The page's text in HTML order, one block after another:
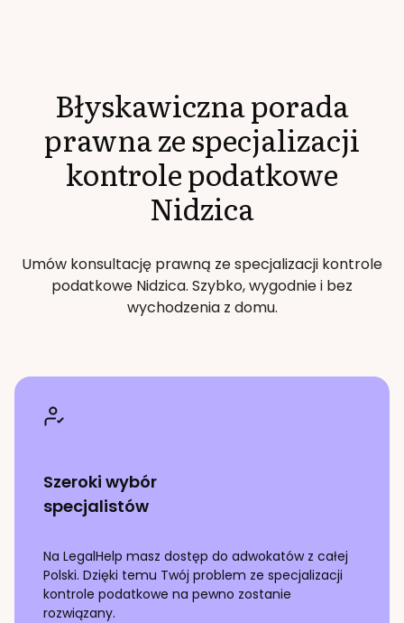
Błyskawiczna porada
prawna ze specjalizacji
kontrole podatkowe
Nidzica
Umów konsultację prawną ze specjalizacji kontrole
podatkowe Nidzica. Szybko, wygodnie i bez
wychodzenia z domu.
Szeroki wybór
specjalistów
Na LegalHelp masz dostęp do adwokatów z całej
Polski. Dzięki temu Twój problem ze specjalizacji
kontrole podatkowe na pewno zostanie
rozwiązany.